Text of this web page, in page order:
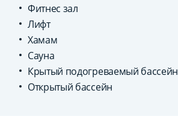
Фитнес зал
Лифт
Хамам
Сауна
Крытый подогреваемый бассейн
Открытый бассейн